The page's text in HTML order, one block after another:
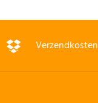
Verzendkosten